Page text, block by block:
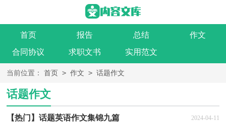
首页 报告 总结
作文
合同协议
求职文书 实用范文
当前位置： 首页 > 作文 > 话题作文
话题作文
【热门】话题英语作文集锦九篇 2024-04-11